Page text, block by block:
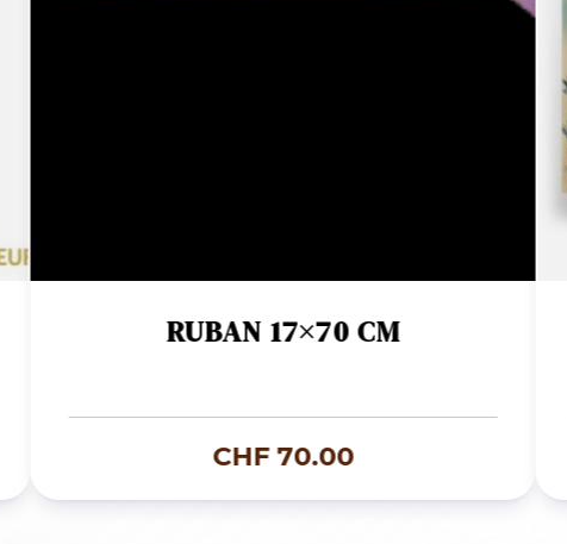
RUBAN 17×70 CM
CHF70.00